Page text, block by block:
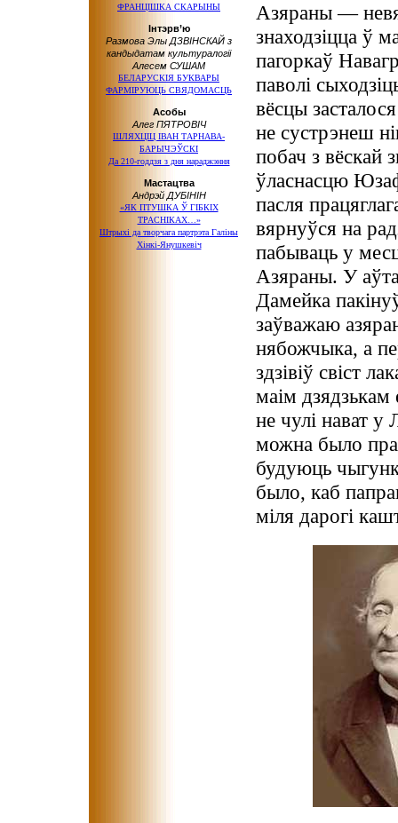
ФРАНЦІШКА СКАРЫНЫ
Інтэрв’ю
Размова Элы ДЗВІНСКАЙ з
кандыдатам культуралогіі
Алесем СУШАМ
БЕЛАРУСКІЯ БУКВАРЫ
ФАРМІРУЮЦЬ СВЯДОМАСЦЬ
Асобы
Алег ПЯТРОВІЧ
ШЛЯХЦІЦ ІВАН ТАРНАВА-
БАРЫЧЭЎСКІ
Да 210-годдзя з дня нараджэння
Мастацтва
Андрэй ДУБІНІН
«ЯК ПТУШКА Ў ГІБКІХ
ТРАСНІКАХ…»
Штрыхі да творчага партрэта Галіны
Хінкі-Янушкевіч
Азяраны —
знаходзіцца ў
пагоркаў
паволі
вёсцы
не сустрэнеш
побач з вёскай
ўласнасцю
пасля
вярнуўся на
пабываць у
Азяраны. У
Дамейка
заўважаю
нябожчыка, а
здзівіў свіст
маім дзядзькам
не чулі нават
можна было
будуюць
было, каб
міля дарогі